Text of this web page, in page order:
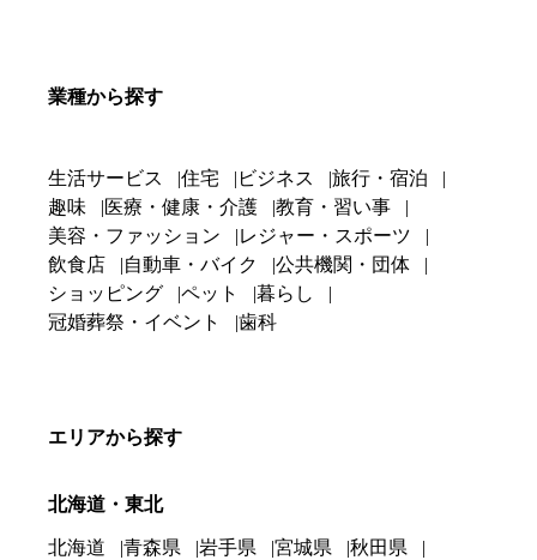
業種から探す
生活サービス 住宅 ビジネス
旅行・宿泊
趣味
医療・健康・介護
教育・習い事
美容・ファッション
レジャー・スポーツ
飲食店
自動車・バイク
公共機関・団体
ショッピング
ペット
暮らし
冠婚葬祭・イベント
歯科
エリアから探す
北海道・東北
北海道 青森県 岩手県 宮城県
秋田県